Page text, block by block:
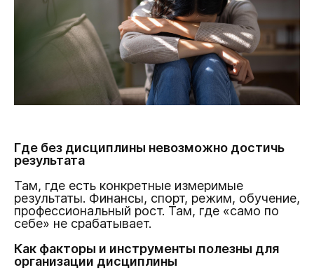
Где без дисциплины невозможно достичь
результата
Там, где есть конкретные измеримые
результаты. Финансы, спорт, режим, обучение,
профессиональный рост. Там, где «само по
себе» не срабатывает.
Как факторы и инструменты полезны для
организации дисциплины